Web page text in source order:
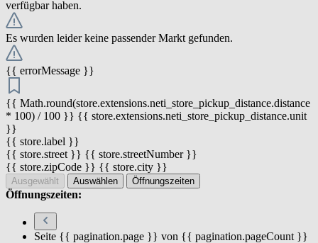
verfügbar haben.
Es wurden leider keine passender Markt gefunden.
{{ errorMessage }}
{{ Math.round(store.extensions.neti_store_pickup_distance.distance
* 100) / 100 }} {{ store.extensions.neti_store_pickup_distance.unit
}}
{{ store.label }}
{{ store.street }} {{ store.streetNumber }}
{{ store.zipCode }} {{ store.city }}
Ausgewählt Auswählen Öffnungszeiten
Öffnungszeiten:
Seite {{ pagination.page }} von {{ pagination.pageCount }}